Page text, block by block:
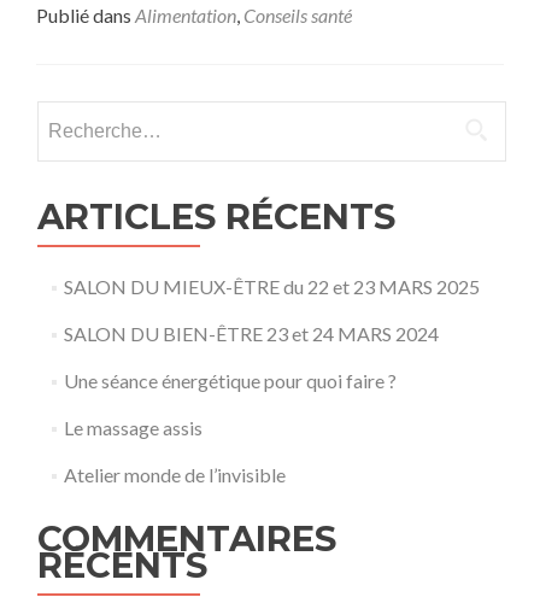
plus
à
bonne
santé
Publié dans Alimentation Conseils santé
ARTICLES RÉCENTS
SALON DU MIEUX-ÊTRE du 22 et 23 MARS 2025
SALON DU BIEN-ÊTRE 23 et 24 MARS 2024
Une séance énergétique pour quoi faire ?
Le massage assis
Atelier monde de l’invisible
COMMENTAIRES
RÉCENTS